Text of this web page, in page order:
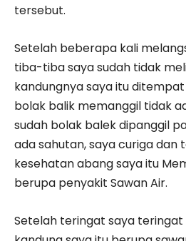
tersebut.
Setelah beberapa kali
tiba-tiba saya sudah tidak
kandungnya saya itu
bolak balik memanggil tidak
sudah bolak balek dipanggil
ada sahutan, saya curiga dan
kesehatan abang saya itu
berupa penyakit Sawan Air.
Setelah teringat saya